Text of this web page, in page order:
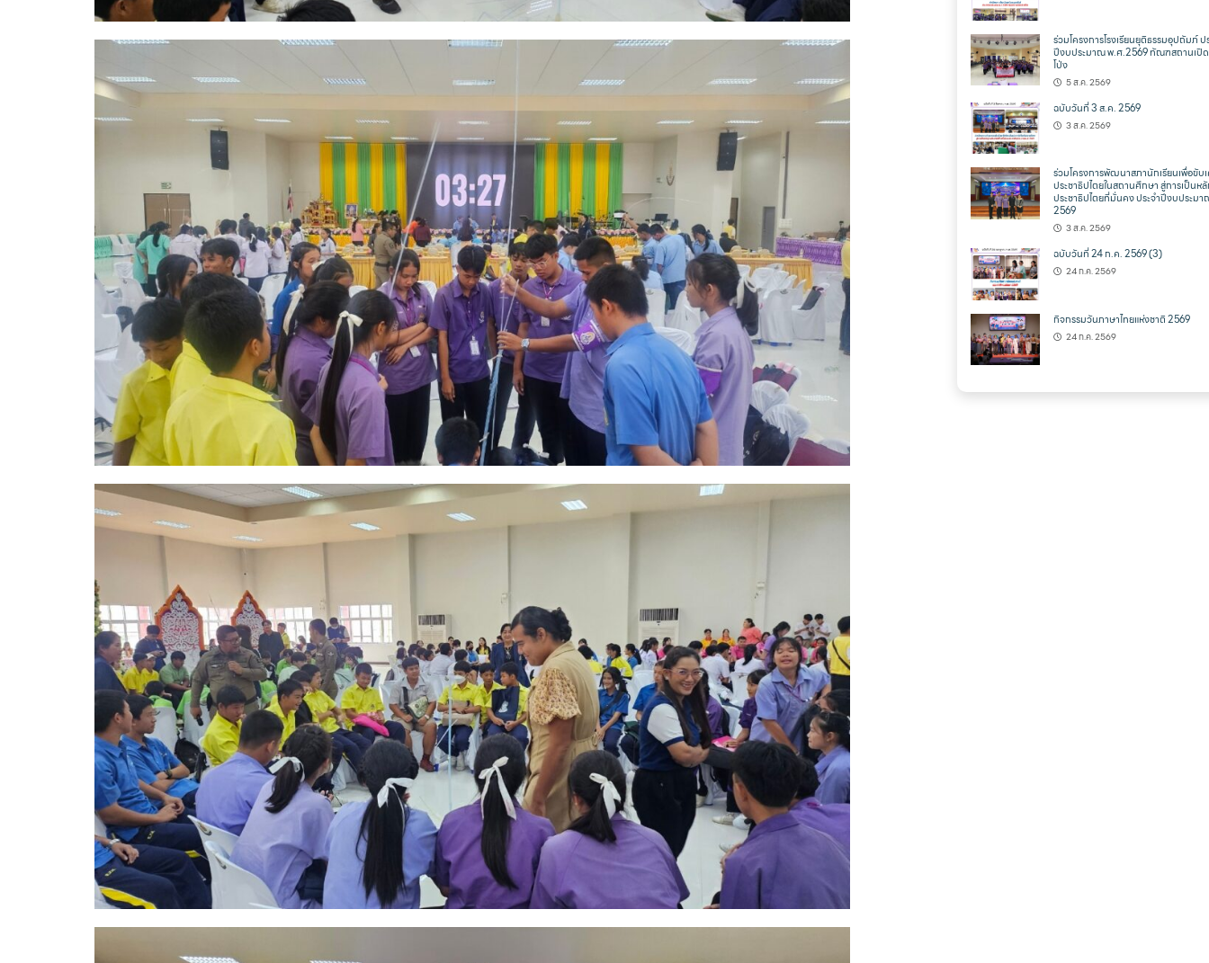
ร่วมโครงการโรงเรียนยุติธรรมอุปถัมภ์ ป
ปีงบประมาณ พ.ศ.2569 ทัณฑสถานเปิ
โป่ง
5 ส.ค. 2569
ฉบับวันที่ 3 ส.ค. 2569
3 ส.ค. 2569
ร่วมโครงการพัฒนาสภานักเรียนเพื่อขับ
ประชาธิปไตยในสถานศึกษา สู่การเป็นห
ประชาธิปไตยที่มั่นคง ประจำปีงบประม
2569
3 ส.ค. 2569
ฉบับวันที่ 24 ก.ค. 2569 (3)
24 ก.ค. 2569
กิจกรรมวันภาษาไทยแห่งชาติ 2569
24 ก.ค. 2569